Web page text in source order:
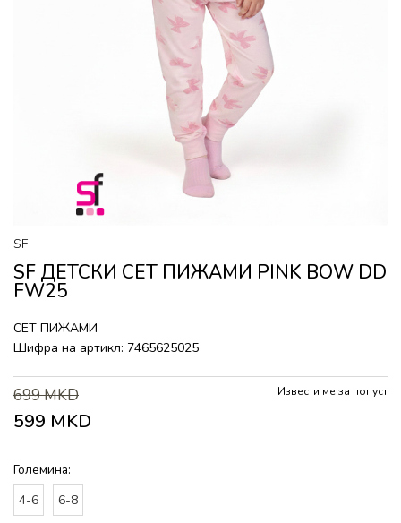
SF
SF ДЕТСКИ СЕТ ПИЖАМИ PINK BOW DD
FW25
СЕТ ПИЖАМИ
Шифра на артикл: 7465625025
699MKD
599 MKD
Извести ме за попуст
Големина:
4-6
6-8